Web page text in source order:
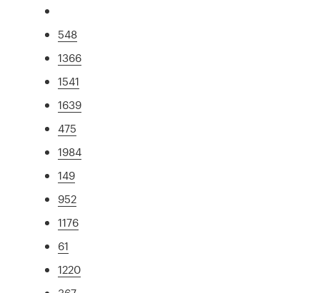
548
1366
1541
1639
475
1984
149
952
1176
61
1220